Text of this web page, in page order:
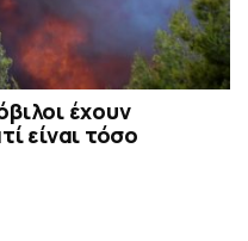
έχουν
είναι τόσο